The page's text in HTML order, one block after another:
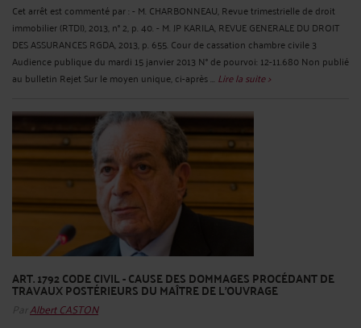
Cet arrêt est commenté par : - M. CHARBONNEAU, Revue trimestrielle de droit
immobilier (RTDI), 2013, n° 2, p. 40. - M. JP KARILA, REVUE GENERALE DU DROIT
DES ASSURANCES RGDA, 2013, p. 655. Cour de cassation chambre civile 3
Audience publique du mardi 15 janvier 2013 N° de pourvoi: 12-11.680 Non publié
au bulletin Rejet Sur le moyen unique, ci-après ... Lire la suite >
ART. 1792 CODE CIVIL - CAUSE DES DOMMAGES PROCÉDANT DE
TRAVAUX POSTÉRIEURS DU MAÎTRE DE L'OUVRAGE
ParAlbert CASTON